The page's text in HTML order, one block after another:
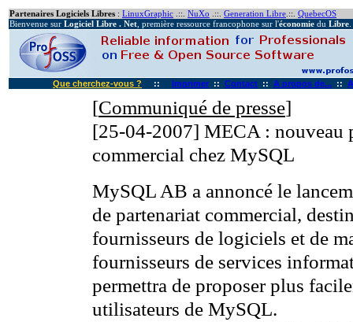
Partenaires Logiciels Libres : LinuxGraphic .::. NuXo .::. Generation Libre .::. QuebecOS
Bienvenue sur Logiciel Libre . Net , première ressource francophone sur l'économie du Libre
Que cherchez-vous ? :: Imprimer :: Contact :: A propos de... ::
[Communiqué de presse]
[25-04-2007] MECA : nouveau
commercial chez MySQL
MySQL AB a annoncé le
de partenariat commercial,
fournisseurs de logiciels et de
fournisseurs de services
permettra de proposer plus
utilisateurs de MySQL.